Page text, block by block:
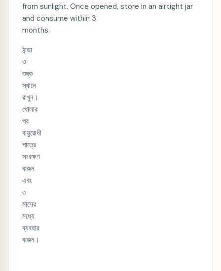
from sunlight. Once opened, store in an airtight jar
and consume within 3
months.
ঠান্ডা
ও
শুষ্ক
স্থানে
রাখুন।
খোলার
পর
বায়ুরোধী
পাত্রে
সংরক্ষণ
করুন
এবং
৩
মাসের
মধ্যে
ব্যবহার
করুন।